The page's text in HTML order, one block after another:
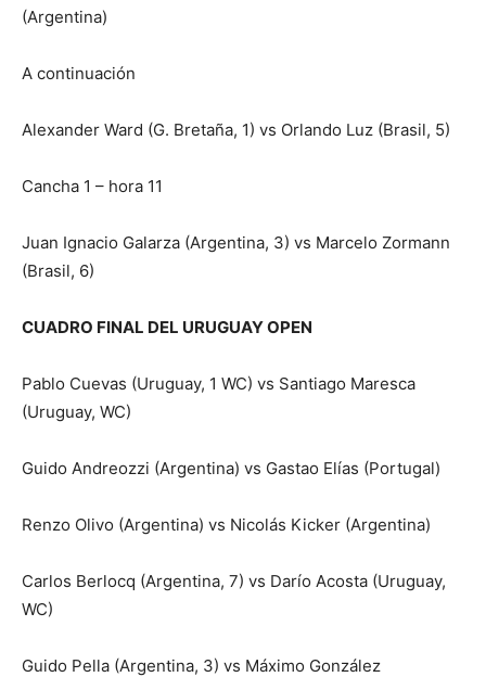
(Argentina)
A continuación
Alexander Ward (G. Bretaña, 1) vs Orlando Luz (Brasil, 5)
Cancha 1 – hora 11
Juan Ignacio Galarza (Argentina, 3) vs Marcelo Zormann
(Brasil, 6)
CUADRO FINAL DEL URUGUAY OPEN
Pablo Cuevas (Uruguay, 1 WC) vs Santiago Maresca
(Uruguay, WC)
Guido Andreozzi (Argentina) vs Gastao Elías (Portugal)
Renzo Olivo (Argentina) vs Nicolás Kicker (Argentina)
Carlos Berlocq (Argentina, 7) vs Darío Acosta (Uruguay,
WC)
Guido Pella (Argentina, 3) vs Máximo González